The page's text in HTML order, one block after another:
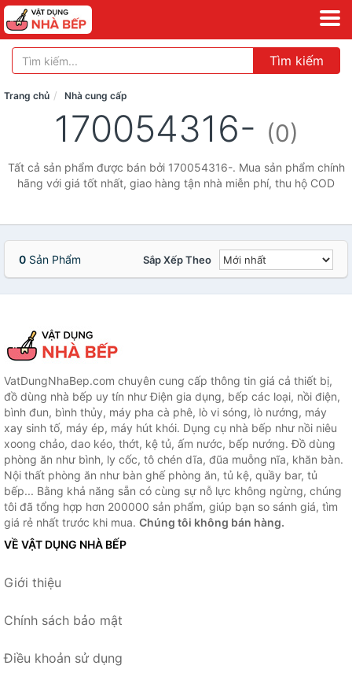
Tìm kiếm
Trang chủ Nhà cung cấp
170054316- (0)
Tất cả sản phẩm được bán bởi 170054316-. Mua sản phẩm chính
hãng với giá tốt nhất, giao hàng tận nhà miễn phí, thu hộ COD
0 Sản Phẩm Sắp Xếp Theo
VatDungNhaBep.com chuyên cung cấp thông tin giá cả thiết bị,
đồ dùng nhà bếp uy tín như Điện gia dụng, bếp các loại, nồi điện,
bình đun, bình thủy, máy pha cà phê, lò vi sóng, lò nướng, máy
xay sinh tố, máy ép, máy hút khói. Dụng cụ nhà bếp như nồi niêu
xoong chảo, dao kéo, thớt, kệ tủ, ấm nước, bếp nướng. Đồ dùng
phòng ăn như bình, ly cốc, tô chén dĩa, đũa muỗng nĩa, khăn bàn.
Nội thất phòng ăn như bàn ghế phòng ăn, tủ kệ, quầy bar, tủ
bếp... Bằng khả năng sẵn có cùng sự nỗ lực không ngừng, chúng
tôi đã tổng hợp hơn 200000 sản phẩm, giúp bạn so sánh giá, tìm
giá rẻ nhất trước khi mua. Chúng tôi không bán hàng.
VỀ VẬT DỤNG NHÀ BẾP
Giới thiệu
Chính sách bảo mật
Điều khoản sử dụng